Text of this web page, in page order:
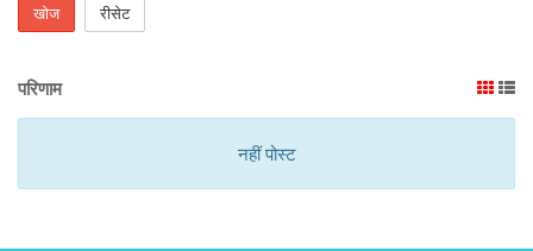
खोज रीसेट
परिणाम
नहीं पोस्ट